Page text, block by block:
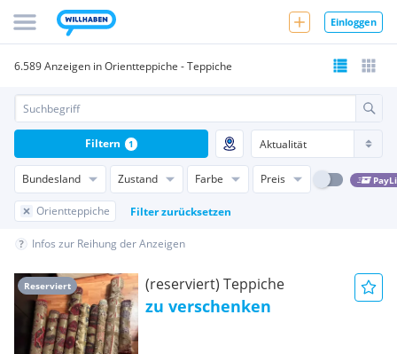
Einloggen
6.589 Anzeigen in Orientteppiche - Teppiche
Bundesland Zustand Farbe Preis
Orientteppiche Filter zurücksetzen
Filtern 1
Infos zur Reihung der Anzeigen
Reserviert (reserviert) Teppiche
zu verschenken